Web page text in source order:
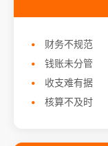
财务不规范
钱账未分管
收支难有据
核算不及时